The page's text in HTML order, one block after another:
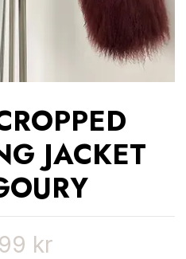
JACKET
kr